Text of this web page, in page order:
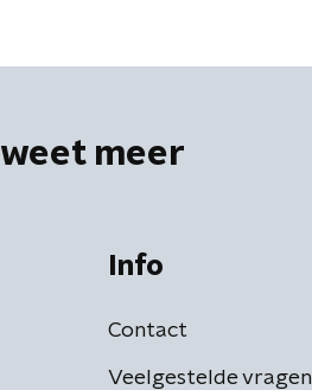
weet meer
Info
Contact
Veelgestelde vragen